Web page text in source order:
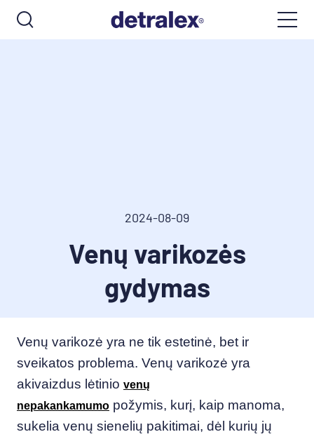
2024-08-09
Venų varikozės
gydymas
Venų varikozė yra ne tik estetinė, bet ir
sveikatos problema. Venų varikozė yra
akivaizdus lėtinio venų
nepakankamumo požymis, kurį, kaip manoma,
sukelia venų sienelių pakitimai, dėl kurių jų